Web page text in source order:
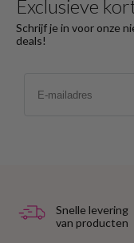
Exclusieve
Schrijf je in voor onze
deals!
Snelle levering
van producten